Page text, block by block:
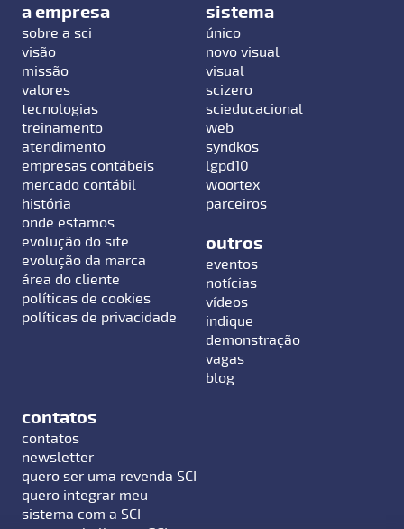
a empresa
sobre a sci
visão
missão
valores
tecnologias
treinamento
atendimento
empresas contábeis
mercado contábil
história
onde estamos
evolução do site
evolução da marca
área do cliente
políticas de cookies
políticas de privacidade
sistema
único
novo visual
visual
scizero
scieducacional
web
syndkos
lgpd10
woortex
parceiros
outros
eventos
notícias
vídeos
indique
demonstração
vagas
blog
contatos
contatos
newsletter
quero ser uma revenda SCI
quero integrar meu
sistema com a SCI